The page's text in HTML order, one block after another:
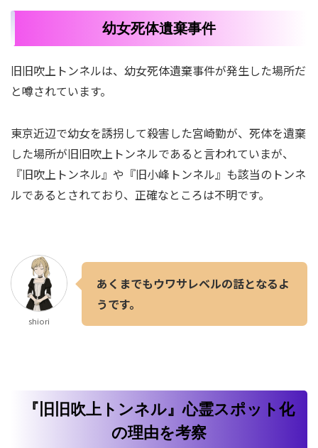
幼女死体遺棄事件
旧旧吹上トンネルは、幼女死体遺棄事件が発生した場所だ
と噂されています。
東京近辺で幼女を誘拐して殺害した宮崎勤が、死体を遺棄
した場所が旧旧吹上トンネルであると言われていまが、
『旧吹上トンネル』や『旧小峰トンネル』も該当のトンネ
ルであるとされており、正確なところは不明です。
shiori
あくまでもウワサレベルの話となるよ
うです。
『旧旧吹上トンネル』心霊スポット化
の理由を考察